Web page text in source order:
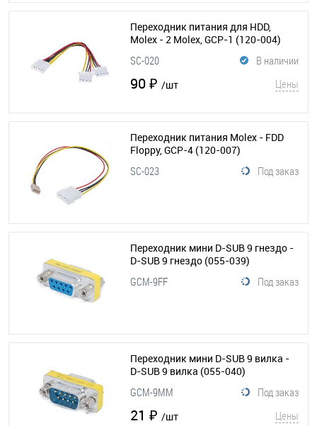
Переходник питания для HDD,
Molex - 2 Molex, GCP-1 (120-004)
В наличии
SC-020
90 ₽ /шт Цены
Переходник питания Molex - FDD
Floppy, GCP-4 (120-007)
Под заказ
SC-023
Переходник мини D-SUB 9 гнездо -
D-SUB 9 гнездо (055-039)
Под заказ
GCM-9FF
Переходник мини D-SUB 9 вилка -
D-SUB 9 вилка (055-040)
Под заказ
GCM-9MM
21 ₽ /шт Цены